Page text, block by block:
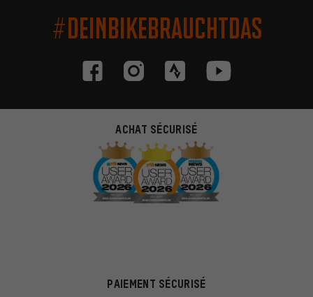
#DEINBIKEBRAUCHTDAS
ACHAT SÉCURISÉ
PAIEMENT SÉCURISÉ